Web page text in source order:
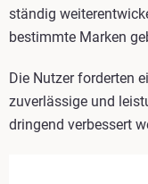
ständig
bestimmte Marken
Die Nutzer forderten
zuverlässige und
dringend verbessert